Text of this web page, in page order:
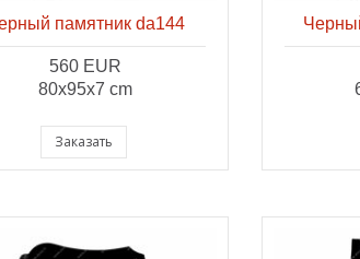
памятник da144
560 EUR
80x95x7 cm
Заказать